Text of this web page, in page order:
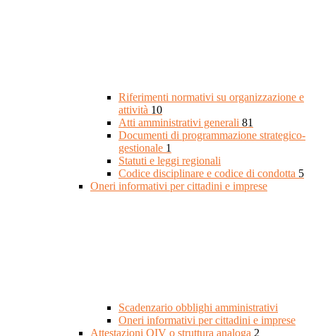
Riferimenti normativi su organizzazione e
attività 10
Atti amministrativi generali 81
Documenti di programmazione strategico-
gestionale 1
Statuti e leggi regionali
Codice disciplinare e codice di condotta 5
Oneri informativi per cittadini e imprese
Scadenzario obblighi amministrativi
Oneri informativi per cittadini e imprese
Attestazioni OIV o struttura analoga 2